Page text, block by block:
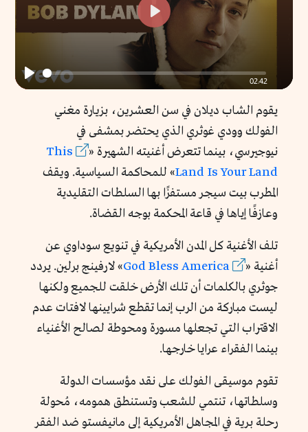
Play
02:42
Play
يقوم الشاب ديلان في سن العشرين، بزيارة مغني
الفولك وودي غوثري الذي يحتضر بمشفى في
نيوجيرسي، بينما تتعرض أغنيته الشهيرة «
This
Land Is Your Land» للمحاكمة السياسية. ويقف
المطرب بيت سيجر مستفزًا بها السلطات التقليدية
وعازفًا إياها في قاعة المحكمة بوجه القضاة.
تلف الأغنية كل المدن الأمريكية في تنويع سوداوي عن
أغنية «
God Bless America
»لارفينج برلين. يردد
جوثري بالكلمات أن تلك الأرض خلقت للجميع ولكنها
ليست مباركة من الرب إنما تقطع شرايينها لافتات عدم
الاقتراب التي تجعلها مسورة ومحوطة لصالح الأغنياء
بينما الفقراء عرايا خارجها.
تقوم موسيقى الفولك على نقد مؤسسات الدولة
وسلطاتها، تنتمي للشعب وتستنطق همومه، مُحولة
رحلة برية في المجاهل الأمريكية إلى مانيفستو ضد الفقر